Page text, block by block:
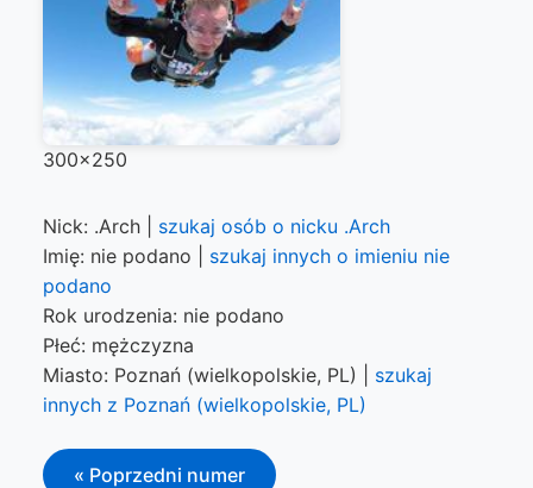
300x250
Nick: .Arch | szukaj osób o nicku .Arch
Imię: nie podano | szukaj innych o imieniu nie
podano
Rok urodzenia: nie podano
Płeć: mężczyzna
Miasto: Poznań (wielkopolskie, PL) | szukaj
innych z Poznań (wielkopolskie, PL)
« Poprzedni numer